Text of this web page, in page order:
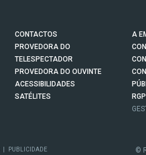
CONTACTOS
PROVEDORA DO
TELESPECTADOR
PROVEDORA DO OUVINTE
ACESSIBILIDADES
SATÉLITES
A
PUBLICIDADE ©